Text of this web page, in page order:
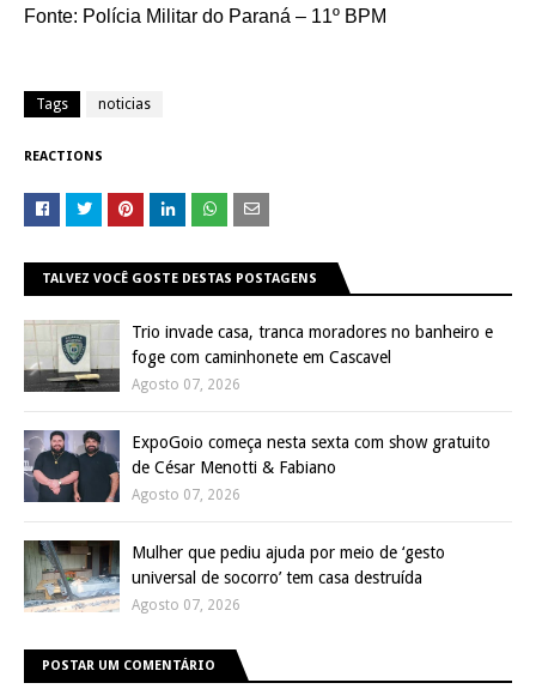
Fonte: Polícia Militar do Paraná – 11º BPM
Tags noticias
REACTIONS
TALVEZ VOCÊ GOSTE DESTAS POSTAGENS
Trio invade casa, tranca moradores no banheiro e
foge com caminhonete em Cascavel
Agosto 07, 2026
ExpoGoio começa nesta sexta com show gratuito
de César Menotti & Fabiano
Agosto 07, 2026
Mulher que pediu ajuda por meio de ‘gesto
universal de socorro’ tem casa destruída
Agosto 07, 2026
POSTAR UM COMENTÁRIO